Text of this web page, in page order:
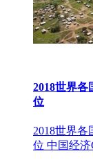
2018世界各
位
2018世界各
位 中国经